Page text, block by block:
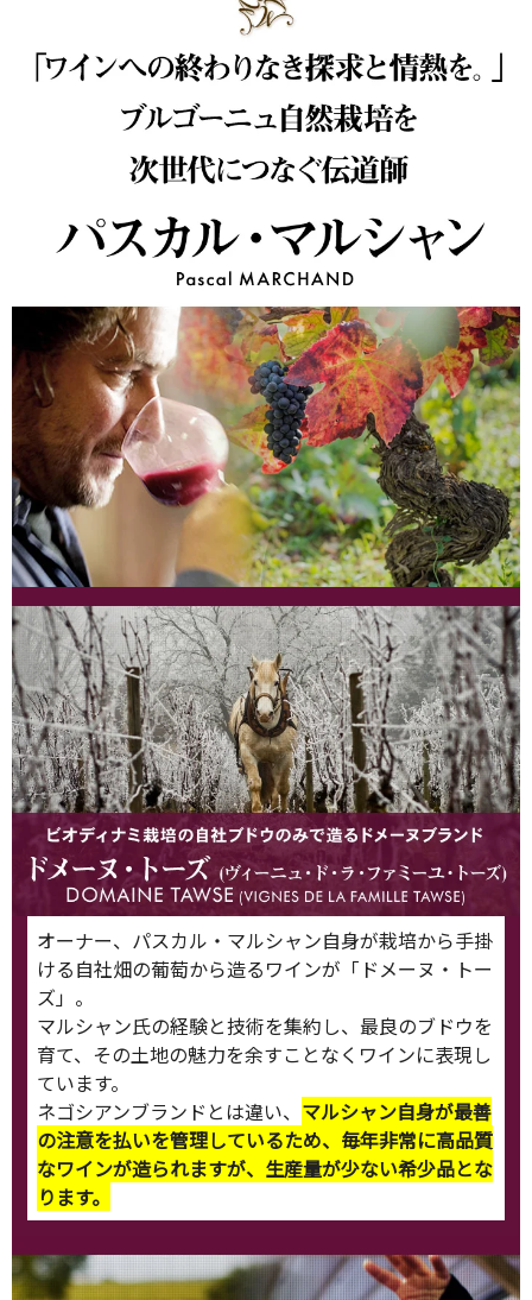
オーナー、パスカル・マルシャン自身が栽培から手掛
ける自社畑の葡萄から造るワインが「ドメーヌ・トー
ズ」。
マルシャン氏の経験と技術を集約し、最良のブドウを
育て、その土地の魅力を余すことなくワインに表現し
ています。
ネゴシアンブランドとは違い、 マルシャン自身が最善
の注意を払いを管理しているため、毎年非常に高品質
なワインが造られますが、生産量が少ない希少品とな
ります。